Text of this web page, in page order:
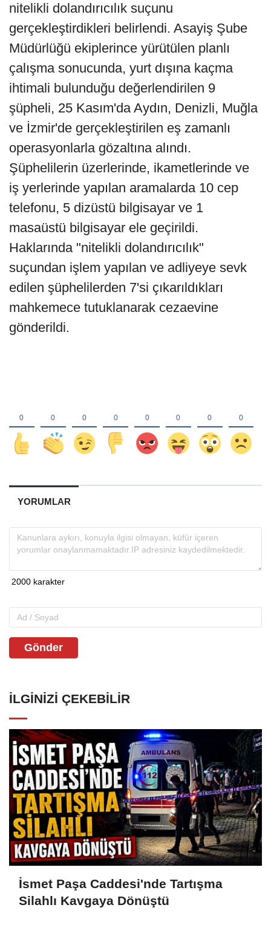
nitelikli dolandırıcılık suçunu
gerçekleştirdikleri belirlendi. Asayiş Şube
Müdürlüğü ekiplerince yürütülen planlı
çalışma sonucunda, yurt dışına kaçma
ihtimali bulunduğu değerlendirilen 9
şüpheli, 25 Kasım'da Aydın, Denizli, Muğla
ve İzmir'de gerçekleştirilen eş zamanlı
operasyonlarla gözaltına alındı.
Şüphelilerin üzerlerinde, ikametlerinde ve
iş yerlerinde yapılan aramalarda 10 cep
telefonu, 5 dizüstü bilgisayar ve 1
masaüstü bilgisayar ele geçirildi.
Haklarında "nitelikli dolandırıcılık"
suçundan işlem yapılan ve adliyeye sevk
edilen şüphelilerden 7'si çıkarıldıkları
mahkemece tutuklanarak cezaevine
gönderildi.
YORUMLAR
Gönder
İLGINIZI ÇEKEBILIR
İsmet Paşa Caddesi'nde Tartışma
Silahlı Kavgaya Dönüştü